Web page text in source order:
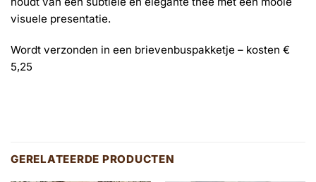
visuele presentatie.
Wordt verzonden in een brievenbuspakketje – kosten €
5,25
GERELATEERDE PRODUCTEN